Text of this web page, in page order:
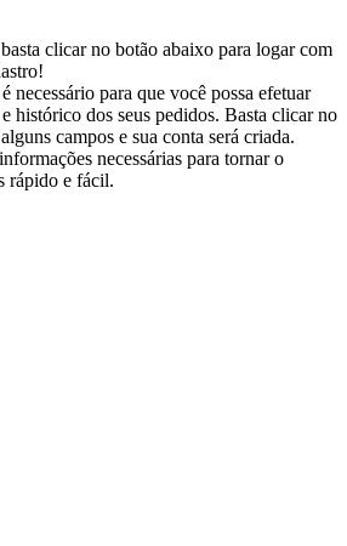
clicar no botão abaixo para logar com
necessário para que você possa efetuar
e histórico dos seus pedidos. Basta clicar no
campos e sua conta será criada.
necessárias para tornar o
rápido e fácil.